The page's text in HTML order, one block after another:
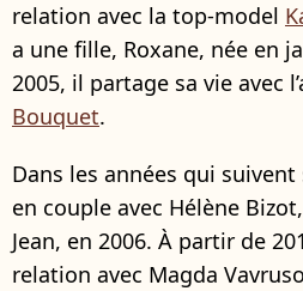
relation avec la top-model
a une fille, Roxane, née en
2005, il partage sa vie avec
Bouquet.
Dans les années qui
en couple avec Hélène
Jean, en 2006. À partir de
relation avec Magda